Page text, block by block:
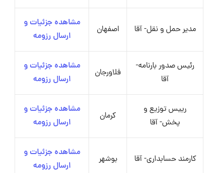
مدیر حمل و نقل- آقا اصفهان
مشاهده جزئیات و
ارسال رزومه
رئیس صدور بارنامه-
آقا
فلاورجان
مشاهده جزئیات و
ارسال رزومه
رییس توزیع و
پخش- آقا
کرمان
مشاهده جزئیات و
ارسال رزومه
کارمند حسابداری- آقا بوشهر
مشاهده جزئیات و
ارسال رزومه